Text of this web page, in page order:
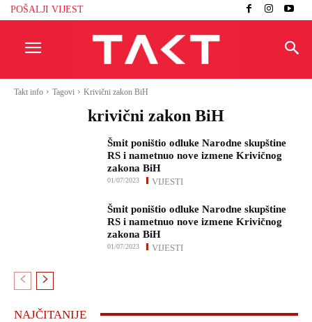
POŠALJI VIJEST
Takt info Tagovi Krivični zakon BiH
krivični zakon BiH
Šmit poništio odluke Narodne skupštine
RS i nametnuo nove izmene Krivičnog
zakona BiH
VIJESTI
01/07/2023
Šmit poništio odluke Narodne skupštine
RS i nametnuo nove izmene Krivičnog
zakona BiH
VIJESTI
01/07/2023
NAJČITANIJE